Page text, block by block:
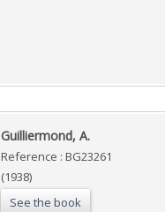
‎Guilliermond, A.‎
Reference : BG23261
(1938)
See the book